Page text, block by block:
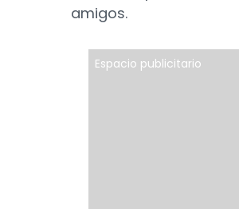
amigos.
Espacio publicitario